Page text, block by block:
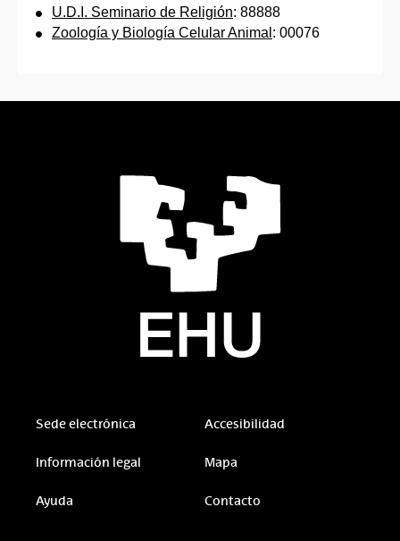
U.D.I. Seminario de Religión: 88888
Zoología y Biología Celular Animal : 00076
Sede electrónica Accesibilidad
Información legal Mapa
Ayuda Contacto